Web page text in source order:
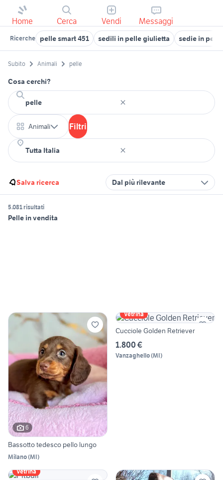
Home Cerca Vendi Messaggi
Ricerche pelle smart 451 sedili in pelle giulietta sedie in
Subito Animali pelle
Cosa cerchi?
Animali Filtri
Salva ricerca Dal più rilevante
5.081 risultati
Pelle in vendita
6
Bassotto tedesco pello lungo
Milano(MI)
Vetrina
Cucciole Golden Retriever
1.800 €
Vanzaghello(MI)
Vetrina